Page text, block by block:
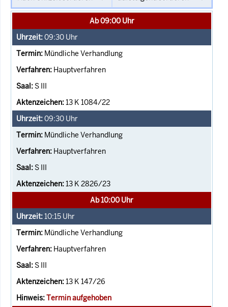
Ab 09:00 Uhr
09:30 Uhr
Mündliche Verhandlung
Hauptverfahren
S III
13 K 1084/22
09:30 Uhr
Mündliche Verhandlung
Hauptverfahren
S III
13 K 2826/23
Ab 10:00 Uhr
10:15 Uhr
Mündliche Verhandlung
Hauptverfahren
S III
13 K 147/26
Termin aufgehoben